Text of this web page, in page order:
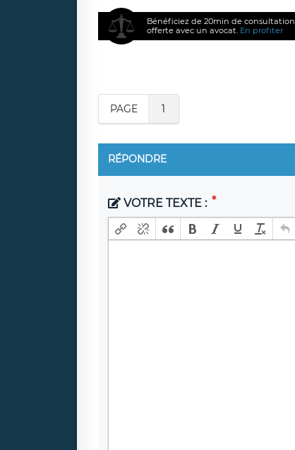
Bénéficiez de 20min de consultation
offerte avec un avocat. En profiter
PAGE 1
RÉPONDRE
VOTRE TEXTE :